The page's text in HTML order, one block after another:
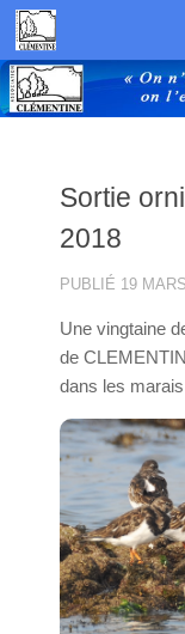
Skip to content
Sortie
2018
PUBLIÉ 19
Une vingtaine
de
dans les